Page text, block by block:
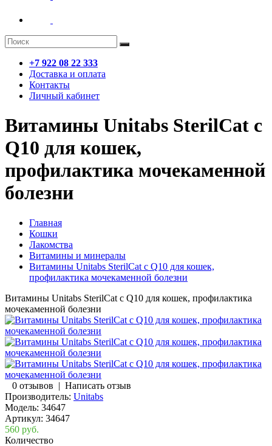
+7 922 08 22 333
Доставка и оплата
Контакты
Личный кабинет
Витамины Unitabs SterilCat с
Q10 для кошек,
профилактика мочекаменной
болезни
Главная
Кошки
Лакомства
Витамины и минералы
Витамины Unitabs SterilCat с Q10 для кошек,
профилактика мочекаменной болезни
Витамины Unitabs SterilCat с Q10 для кошек, профилактика
мочекаменной болезни
0 отзывов | Написать отзыв
Производитель: Unitabs
Модель: 34647
Артикул: 34647
560 руб.
Количество